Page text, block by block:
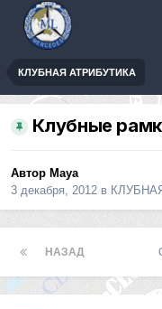
КЛУБНАЯ АТРИБУТИКА
Клубные
Автор Maya
3 декабря, 2012 в
НАЗАД